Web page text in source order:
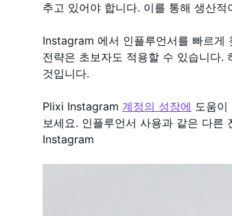
추고 있어야 합니다. 이를 통해 생산
Instagram 에서 인플루언서를 빠르게
전략은 초보자도 적용할 수 있습니다.
것입니다.
Plixi Instagram 계정의 성장에 도움이
보세요. 인플루언서 사용과 같은 다른
Instagram